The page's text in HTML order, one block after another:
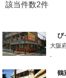
該当件数2件
ぴ
大阪
-
鶴